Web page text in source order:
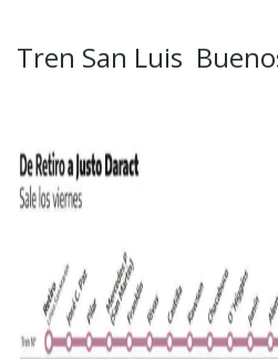
Tren San Luis